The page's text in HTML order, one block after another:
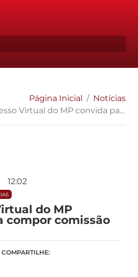
Página Inicial
Notícias
do MP convida para compor comissão técnica
12:02
do MP
compor comissão
COMPARTILHE: